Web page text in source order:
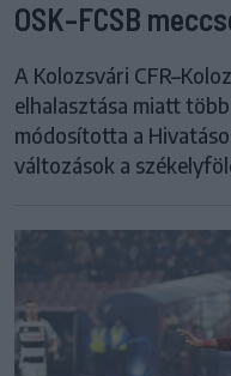
OSK–FCSB
A Kolozsvári
elhalasztása miatt
módosította a
változások a